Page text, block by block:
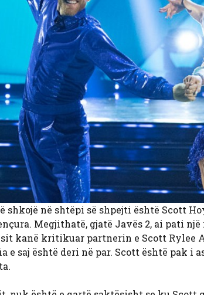
shkojë në shtëpi së shpejti është Scott
Megjithatë, gjatë Javës 2, ai pati
kanë kritikuar partnerin e Scott Rylee
e saj është deri në par. Scott është pak